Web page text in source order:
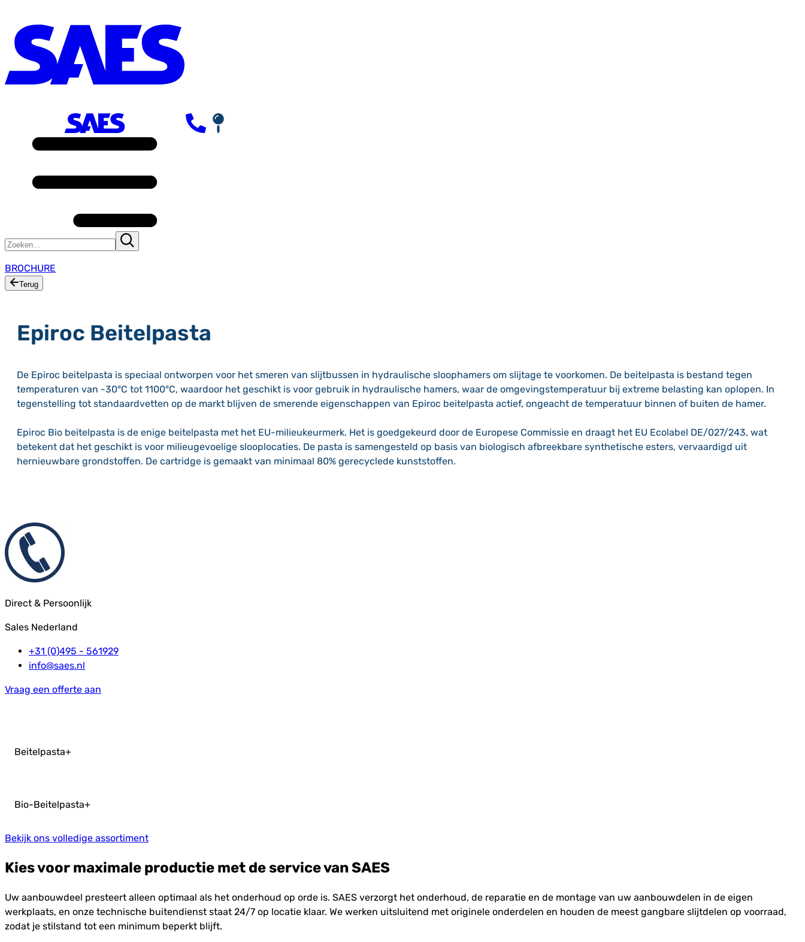
BROCHURE
Terug
Epiroc Beitelpasta
De Epiroc beitelpasta is speciaal ontworpen voor het smeren van slijtbussen in hydraulische sloophamers om slijtage te voorkomen. De beitelpasta is bestand tegen
temperaturen van -30°C tot 1100°C, waardoor het geschikt is voor gebruik in hydraulische hamers, waar de omgevingstemperatuur bij extreme belasting kan oplopen. In
tegenstelling tot standaardvetten op de markt blijven de smerende eigenschappen van Epiroc beitelpasta actief, ongeacht de temperatuur binnen of buiten de hamer.
Epiroc Bio beitelpasta is de enige beitelpasta met het EU-milieukeurmerk. Het is goedgekeurd door de Europese Commissie en draagt het EU Ecolabel DE/027/243, wat
betekent dat het geschikt is voor milieugevoelige slooplocaties. De pasta is samengesteld op basis van biologisch afbreekbare synthetische esters, vervaardigd uit
hernieuwbare grondstoffen. De cartridge is gemaakt van minimaal 80% gerecyclede kunststoffen.
Direct & Persoonlijk
Sales Nederland
+31 (0)495 - 561929
info@saes.nl
Vraag een offerte aan
Beitelpasta+
Bio-Beitelpasta+
Bekijk ons volledige assortiment
Kies voor maximale productie met de service van SAES
Uw aanbouwdeel presteert alleen optimaal als het onderhoud op orde is. SAES verzorgt het onderhoud, de reparatie en de montage van uw aanbouwdelen in de eigen
werkplaats, en onze technische buitendienst staat 24/7 op locatie klaar. We werken uitsluitend met originele onderdelen en houden de meest gangbare slijtdelen op voorraad,
zodat je stilstand tot een minimum beperkt blijft.